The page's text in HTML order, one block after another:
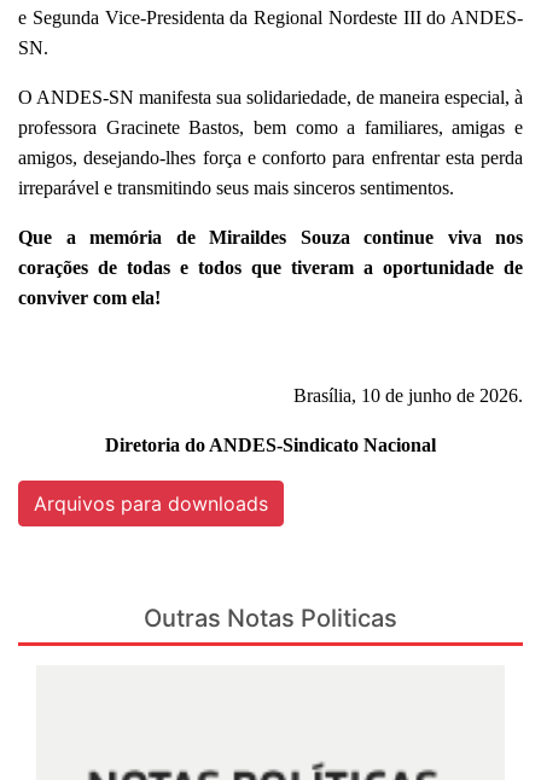
e Segunda Vice-Presidenta da Regional Nordeste III do ANDES-
SN.
O ANDES-SN manifesta sua solidariedade, de maneira especial, à
professora Gracinete Bastos, bem como a familiares, amigas e
amigos, desejando-lhes força e conforto para enfrentar esta perda
irreparável e transmitindo seus mais sinceros sentimentos.
Que a memória de Miraildes Souza continue viva nos
corações de todas e todos que tiveram a oportunidade de
conviver com ela!
Brasília, 10 de junho de 2026.
Diretoria do ANDES-Sindicato Nacional
Arquivos para downloads
Outras Notas Politicas